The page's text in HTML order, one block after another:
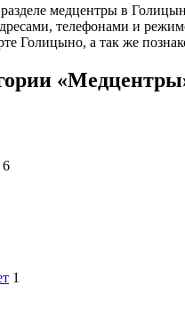
медцентры в
телефонами и
Голицыно, а так же
6
1